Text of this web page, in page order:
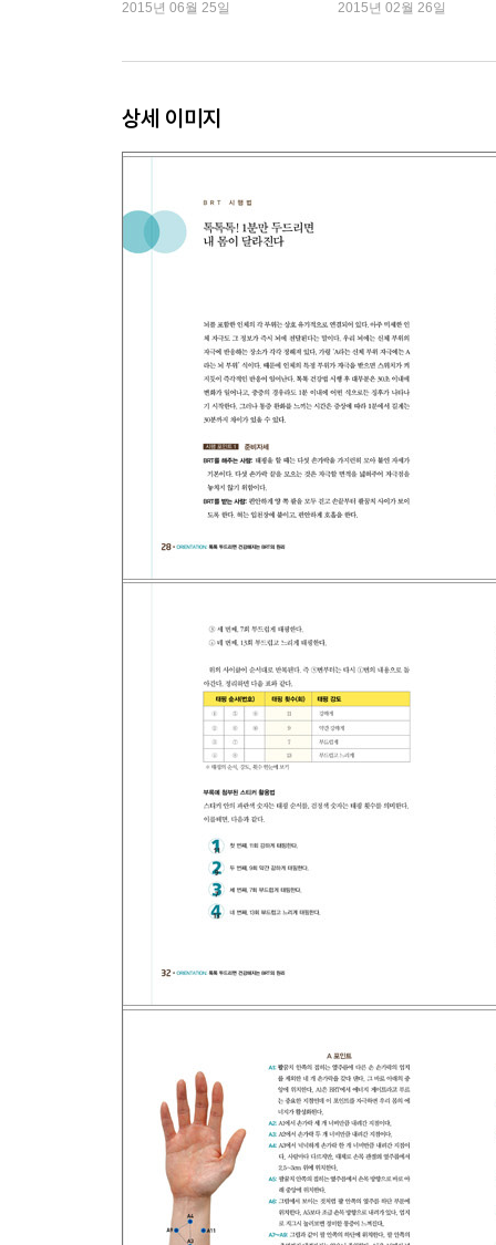
무릎 바깥쪽 슬개골에 이상이 있을 때
Part 2 중병 불안증을 날려버리는 톡톡 건강법
2. 위장을 튼튼하게 해주는 BRT
3. 심장을 튼튼하게 해주는 BRT
6. 신장과 방광에 좋은 BRT
신장 튼튼 BRT
방광 튼튼 BRT
7. 전립선을 튼튼하게 해주는 BRT
8. 혈액순환 개선에 도움을 주는 BRT
톡톡 플러스 3. 톡톡 체조법 2_학걸음
2. 남성의 스태미나를 강화하는 BRT
4. 생리통을 완화하고 배를 따뜻하게 해주는 BRT
5. 눈의 피로를 풀고 시력 개선에 효과가 있는 BRT
6. 얼굴 피부의 트러블을 완화하고 생기를 부여하
7. 갑상선 호르몬 이상에 효과가 있는 BRT
8. 머리를 맑게 하는 BRT
9. 소화 기능을 향상시키는 BRT
톡톡 플러스 4. 톡톡 체조법 3_손가락 체조
Part 4 사랑하는 우리 아이를 위한 톡톡 건강법
1. 아토피로 괴로워하는 아이들을 위한 BRT
6. 비염, 코막힘에 효과가 있는 BRT
톡톡 플러스 5. 톡톡 체조법 4_호흡운동 3
나오는 말
2015년 06월 25일 2015년 02월 26일
상세 이미지